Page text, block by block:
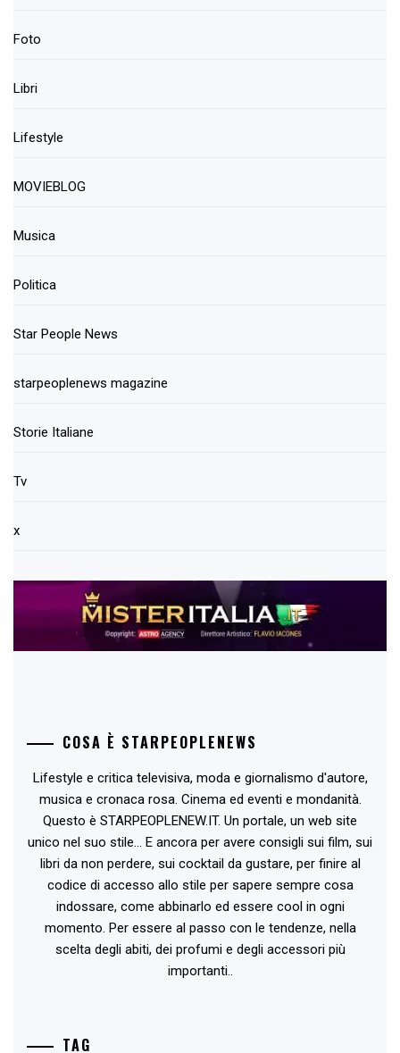
Foto
Libri
Lifestyle
MOVIEBLOG
Musica
Politica
Star People News
starpeoplenews magazine
Storie Italiane
Tv
x
COSA È STARPEOPLENEWS
Lifestyle e critica televisiva, moda e giornalismo d'autore,
musica e cronaca rosa. Cinema ed eventi e mondanità.
Questo è STARPEOPLENEW.IT. Un portale, un web site
unico nel suo stile... E ancora per avere consigli sui film, sui
libri da non perdere, sui cocktail da gustare, per finire al
codice di accesso allo stile per sapere sempre cosa
indossare, come abbinarlo ed essere cool in ogni
momento. Per essere al passo con le tendenze, nella
scelta degli abiti, dei profumi e degli accessori più
importanti..
TAG